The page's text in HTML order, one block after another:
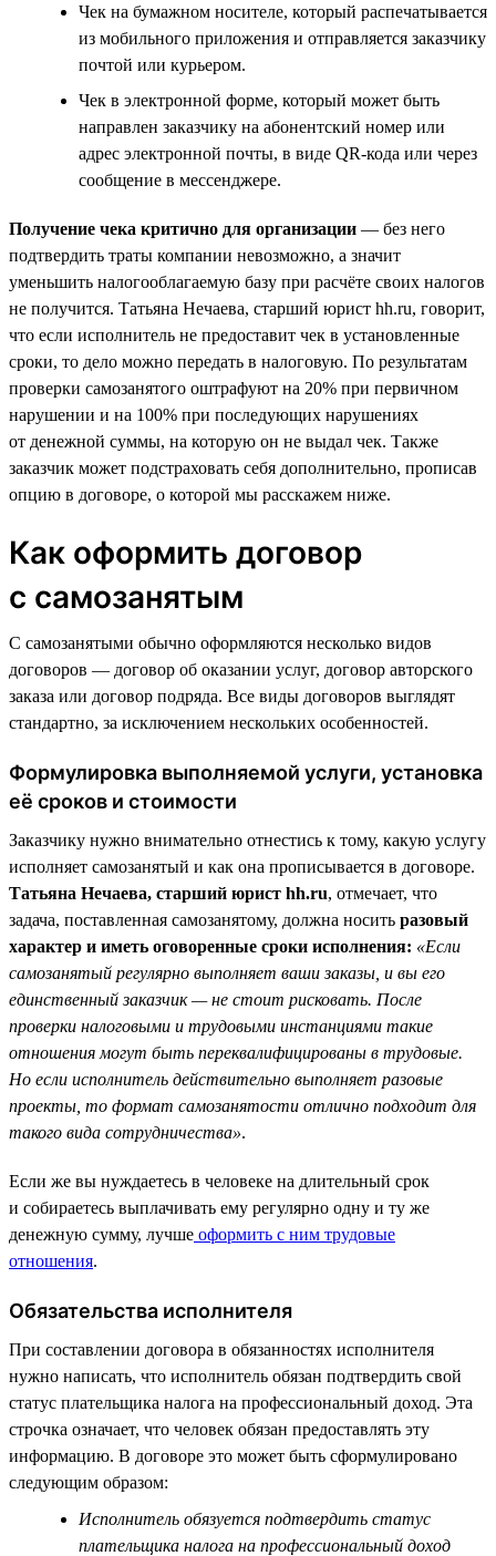
Чек на бумажном носителе, который распечатывается
из мобильного приложения и отправляется заказчику
почтой или курьером.
Чек в электронной форме, который может быть
направлен заказчику на абонентский номер или
адрес электронной почты, в виде QR-кода или через
сообщение в мессенджере.
Получение чека критично для организации — без него
подтвердить траты компании невозможно, а значит
уменьшить налогооблагаемую базу при расчёте своих налогов
не получится. Татьяна Нечаева, старший юрист hh.ru, говорит,
что если исполнитель не предоставит чек в установленные
сроки, то дело можно передать в налоговую. По результатам
проверки самозанятого оштрафуют на 20% при первичном
нарушении и на 100% при последующих нарушениях
от денежной суммы, на которую он не выдал чек. Также
заказчик может подстраховать себя дополнительно, прописав
опцию в договоре, о которой мы расскажем ниже.
Как оформить договор
с самозанятым
С самозанятыми обычно оформляются несколько видов
договоров — договор об оказании услуг, договор авторского
заказа или договор подряда. Все виды договоров выглядят
стандартно, за исключением нескольких особенностей.
Формулировка выполняемой услуги, установка
её сроков и стоимости
Заказчику нужно внимательно отнестись к тому, какую услугу
исполняет самозанятый и как она прописывается в договоре.
Татьяна Нечаева, старший юрист hh.ru, отмечает, что
задача, поставленная самозанятому, должна носить разовый
характер и иметь оговоренные сроки исполнения: «Если
самозанятый регулярно выполняет ваши заказы, и вы его
единственный заказчик — не стоит рисковать. После
проверки налоговыми и трудовыми инстанциями такие
отношения могут быть переквалифицированы в трудовые.
Но если исполнитель действительно выполняет разовые
проекты, то формат самозанятости отлично подходит для
такого вида сотрудничества».
Если же вы нуждаетесь в человеке на длительный срок
и собираетесь выплачивать ему регулярно одну и ту же
денежную сумму, лучше оформить с ним трудовые
отношения.
Обязательства исполнителя
При составлении договора в обязанностях исполнителя
нужно написать, что исполнитель обязан подтвердить свой
статус плательщика налога на профессиональный доход. Эта
строчка означает, что человек обязан предоставлять эту
информацию. В договоре это может быть сформулировано
следующим образом:
Исполнитель обязуется подтвердить статус
плательщика налога на профессиональный доход